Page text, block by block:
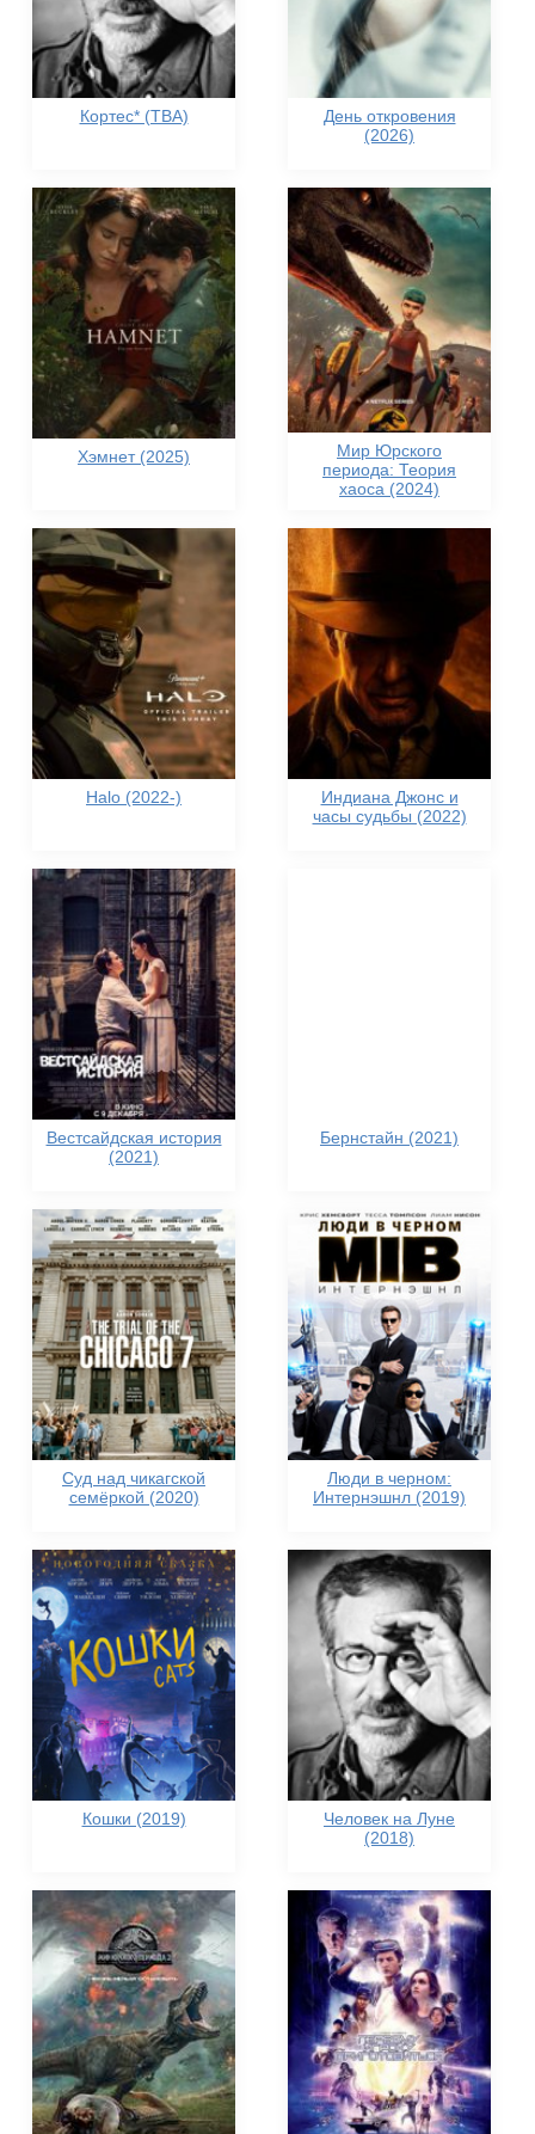
Кортес* (TBA)
День откровения
(2026)
Хэмнет (2025)
Мир Юрского
периода: Теория
хаоса (2024)
Halo (2022-)
Индиана Джонс и
часы судьбы (2022)
Вестсайдская история
(2021)
Бернстайн (2021)
Суд над чикагской
семёркой (2020)
Люди в черном:
Интернэшнл (2019)
Кошки (2019)
Человек на Луне
(2018)